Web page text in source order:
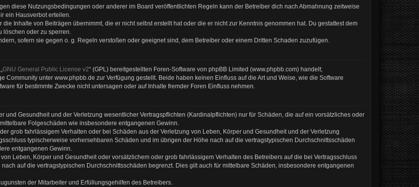
diese Nutzungsbedingungen oder anderer im Board veröffentlichten Regeln kann der Betreiber dich nach Abmahnung zeitweise
ein Hausverbot erteilen.
Inhalte von Beiträgen übernimmt, die er nicht selbst erstellt hat oder die er nicht zur Kenntnis genommen hat. Du gestattest dem
löschen oder zu sperren.
sofern sie gegen o. g. Regeln verstoßen oder geeignet sind, dem Betreiber oder einem Dritten Schaden zuzufügen.
GNU General Public License v2“ (GPL) bereitgestellten Foren-Software von phpBB Limited (www.phpbb.com) handelt;
unter www.phpbb.de zur Verfügung gestellt. Beide haben keinen Einfluss auf die Art und Weise, wie die Software
für bestimmte Zwecke nicht untersagen oder auf Inhalte fremder Foren Einfluss nehmen.
und Gesundheit und der Verletzung wesentlicher Vertragspflichten (Kardinalpflichten) nur für Schäden, die auf ein vorsätzliches oder
Folgeschäden wie insbesondere entgangenen Gewinn.
grob fahrlässigem Verhalten oder bei Schäden aus der Verletzung von Leben, Körper und Gesundheit und der Verletzung
typischerweise vorhersehbaren Schäden und im übrigen der Höhe nach auf die vertragstypischen Durchschnittsschäden
entgangenen Gewinn.
Leben, Körper und Gesundheit oder vorsätzlichem oder grob fahrlässigem Verhalten des Betreibers auf die bei Vertragsschluss
auf die vertragstypischen Durchschnittsschäden begrenzt. Dies gilt auch für mittelbare Schäden, insbesondere entgangenen
der Mitarbeiter und Erfüllungsgehilfen des Betreibers.